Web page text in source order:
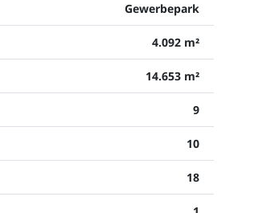
Gewerbepark
4.092 m²
14.653 m²
9
10
18